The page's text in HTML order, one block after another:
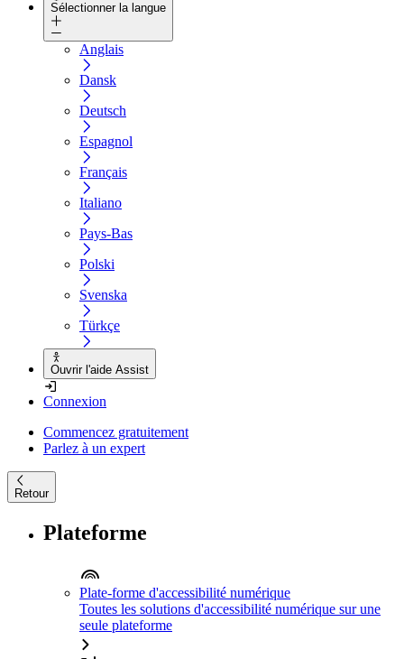
Sélectionner la langue
Anglais
Dansk
Deutsch
Espagnol
Français
Italiano
Pays-Bas
Polski
Svenska
Türkçe
Ouvrir l'aide Assist
Connexion
Commencez gratuitement
Parlez à un expert
Retour
Plateforme
Plate-forme d'accessibilité numérique
Toutes les solutions d'accessibilité numérique sur une
seule plateforme